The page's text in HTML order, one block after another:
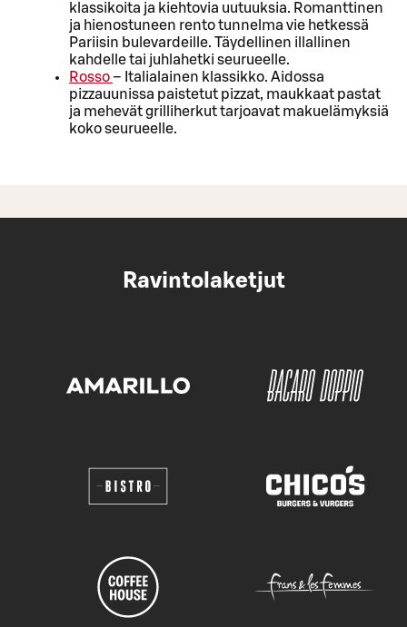
klassikoita ja kiehtovia uutuuksia. Romanttinen
ja hienostuneen rento tunnelma vie hetkessä
Pariisin bulevardeille. Täydellinen illallinen
kahdelle tai juhlahetki seurueelle.
Rosso – Italialainen klassikko. Aidossa
pizzauunissa paistetut pizzat, maukkaat pastat
ja mehevät grilliherkut tarjoavat makuelämyksiä
koko seurueelle.
Ravintolaketjut